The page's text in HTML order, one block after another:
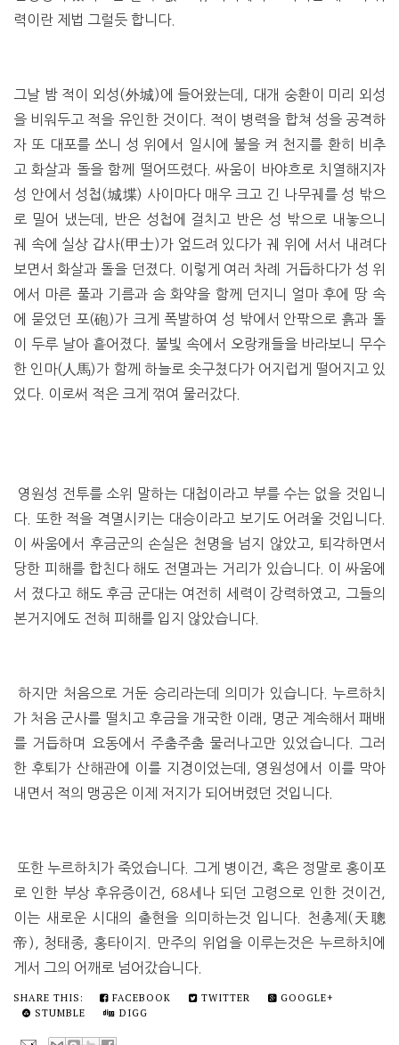
력이란 제법 그럴듯 합니다.
그날 밤 적이 외성(外城)에 들어왔는데, 대개 숭환이 미리 외성
을 비워두고 적을 유인한 것이다. 적이 병력을 합쳐 성을 공격하
자 또 대포를 쏘니 성 위에서 일시에 불을 켜 천지를 환히 비추
고 화살과 돌을 함께 떨어뜨렸다. 싸움이 바야흐로 치열해지자
성 안에서 성첩(城堞) 사이마다 매우 크고 긴 나무궤를 성 밖으
로 밀어 냈는데, 반은 성첩에 걸치고 반은 성 밖으로 내놓으니
궤 속에 실상 갑사(甲士)가 엎드려 있다가 궤 위에 서서 내려다
보면서 화살과 돌을 던졌다. 이렇게 여러 차례 거듭하다가 성 위
에서 마른 풀과 기름과 솜 화약을 함께 던지니 얼마 후에 땅 속
에 묻었던 포(砲)가 크게 폭발하여 성 밖에서 안팎으로 흙과 돌
이 두루 날아 흩어졌다. 불빛 속에서 오랑캐들을 바라보니 무수
한 인마(人馬)가 함께 하늘로 솟구쳤다가 어지럽게 떨어지고 있
었다. 이로써 적은 크게 꺾여 물러갔다.
영원성 전투를 소위 말하는 대첩이라고 부를 수는 없을 것입니
다. 또한 적을 격멸시키는 대승이라고 보기도 어려울 것입니다.
이 싸움에서 후금군의 손실은 천명을 넘지 않았고, 퇴각하면서
당한 피해를 합친다 해도 전멸과는 거리가 있습니다. 이 싸움에
서 졌다고 해도 후금 군대는 여전히 세력이 강력하였고, 그들의
본거지에도 전혀 피해를 입지 않았습니다.
하지만 처음으로 거둔 승리라는데 의미가 있습니다. 누르하치
가 처음 군사를 떨치고 후금을 개국한 이래, 명군 계속해서 패배
를 거듭하며 요동에서 주춤주춤 물러나고만 있었습니다. 그러
한 후퇴가 산해관에 이를 지경이었는데, 영원성에서 이를 막아
내면서 적의 맹공은 이제 저지가 되어버렸던 것입니다.
또한 누르하치가 죽었습니다. 그게 병이건, 혹은 정말로 홍이포
로 인한 부상 후유증이건, 68세나 되던 고령으로 인한 것이건,
이는 새로운 시대의 출현을 의미하는것 입니다. 천총제(天聰
帝), 청태종, 홍타이지. 만주의 위업을 이루는것은 누르하치에
게서 그의 어깨로 넘어갔습니다.
SHARE THIS: FACEBOOK TWITTER
GOOGLE+
STUMBLE
DIGG